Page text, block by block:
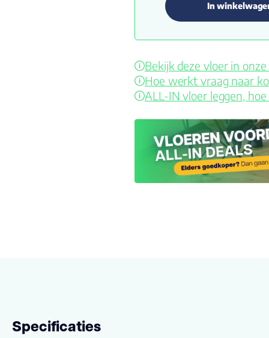
In
Bekijk deze vloer in
Hoe werkt vraag naar
ALL-IN vloer leggen,
Specificaties